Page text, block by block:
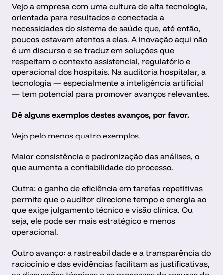
Vejo a empresa com uma cultura de alta tecnologia,
orientada para resultados e conectada a
necessidades do sistema de saúde que, até então,
poucos estavam atentos a elas. A inovação aqui não
é um discurso e se traduz em soluções que
respeitam o contexto assistencial, regulatório e
operacional dos hospitais. Na auditoria hospitalar, a
tecnologia — especialmente a inteligência artificial
— tem potencial para promover avanços relevantes.
Dê alguns exemplos destes avanços, por favor.
Vejo pelo menos quatro exemplos.
Maior consistência e padronização das análises, o
que aumenta a confiabilidade do processo.
Outra: o ganho de eficiência em tarefas repetitivas
permite que o auditor direcione tempo e energia ao
que exige julgamento técnico e visão clínica. Ou
seja, ele pode ser mais estratégico e menos
operacional.
Outro avanço: a rastreabilidade e a transparência do
raciocínio e das evidências facilitam as justificativas,